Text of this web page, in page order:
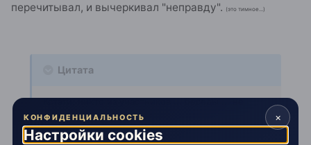
перечитывал, и вычеркивал "неправду". (это тимное...)
Цитата
Кстати, никто из участников ... беседы ... не
пошел на компромисс тоже!
×
КОНФИДЕНЦИАЛЬНОСТЬ
Настройки cookies